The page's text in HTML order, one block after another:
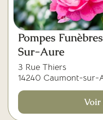
Pompes
Sur-Aure
3 Rue Thiers
14240 Caumont-sur-
Voir